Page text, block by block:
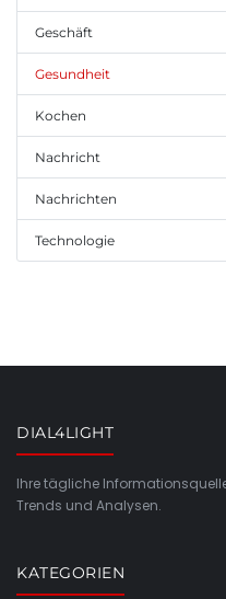
Geschäft
Gesundheit
Kochen
Nachricht
Nachrichten
Technologie
DIAL4LIGHT
Ihre tägliche
Trends und Analysen.
KATEGORIEN